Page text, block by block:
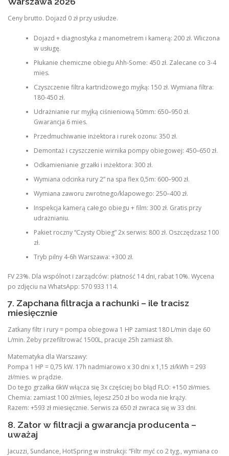
Ceny brutto. Dojazd 0 zł przy usłudze.
Dojazd + diagnostyka z manometrem i kamerą: 200 zł. Wliczona
w usługę.
Płukanie chemiczne obiegu Ahh-Some: 450 zł. Zalecane co 3-4
mies.
Czyszczenie filtra kartridżowego myjką: 150 zł. Wymiana filtra:
180-450 zł.
Udrażnianie rur myjką ciśnieniową 50mm: 650–950 zł.
Gwarancja 6 mies.
Przedmuchiwanie inżektora i rurek ozonu: 350 zł.
Demontaż i czyszczenie wirnika pompy obiegowej: 450–650 zł.
Odkamienianie grzałki i inżektora: 300 zł.
Wymiana odcinka rury 2” na spa flex 0,5m: 600–900 zł.
Wymiana zaworu zwrotnego/klapowego: 250–400 zł.
Inspekcja kamerą całego obiegu + film: 300 zł. Gratis przy
udrażnianiu.
Pakiet roczny “Czysty Obieg” 2x serwis: 800 zł. Oszczędzasz 100
zł.
Tryb pilny 4-6h Warszawa: +300 zł.
FV 23%. Dla wspólnot i zarządców: płatność 14 dni, rabat 10%. Wycena
po zdjęciu na WhatsApp: 570 933 114.
7. Zapchana filtracja a rachunki – ile tracisz
miesięcznie
Zatkany filtr i rury = pompa obiegowa 1 HP zamiast 180 L/min daje 60
L/min. Żeby przefiltrować 1500L, pracuje 25h zamiast 8h.
Matematyka dla Warszawy:
Pompa 1 HP = 0,75 kW. 17h nadmiarowo x 30 dni x 1,15 zł/kWh = 293
zł/mies. w prądzie.
Do tego grzałka 6kW włącza się 3x częściej bo błąd FLO: +150 zł/mies.
Chemia: zamiast 100 zł/mies, lejesz 250 zł bo woda nie krąży.
Razem: +593 zł miesięcznie. Serwis za 650 zł zwraca się w 33 dni.
8. Zator w filtracji a gwarancja producenta –
uważaj
Jacuzzi, Sundance, HotSpring w instrukcji: “Filtr myć co 2 tyg., wymiana co